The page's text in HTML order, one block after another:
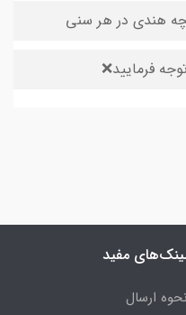
فرمایید❌
مفید
نحوه ارسال